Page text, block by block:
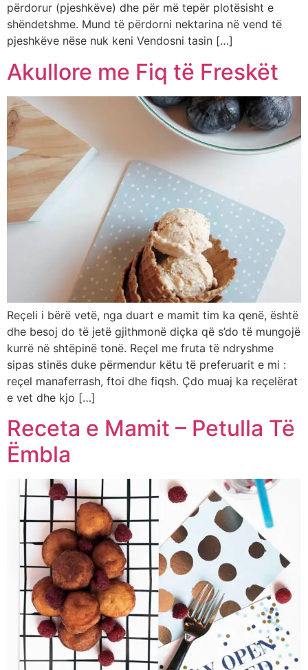
përdorur (pjeshkëve) dhe për më tepër plotësisht e
shëndetshme. Mund të përdorni nektarina në vend të
pjeshkëve nëse nuk keni Vendosni tasin […]
Akullore me Fiq të Freskët
Reçeli i bërë vetë, nga duart e mamit tim ka qenë, është
dhe besoj do të jetë gjithmonë diçka që s’do të mungojë
kurrë në shtëpinë tonë. Reçel me fruta të ndryshme
sipas stinës duke përmendur këtu të preferuarit e mi :
reçel manaferrash, ftoi dhe fiqsh. Çdo muaj ka reçelërat
e vet dhe kjo […]
Receta e Mamit – Petulla Të
Ëmbla